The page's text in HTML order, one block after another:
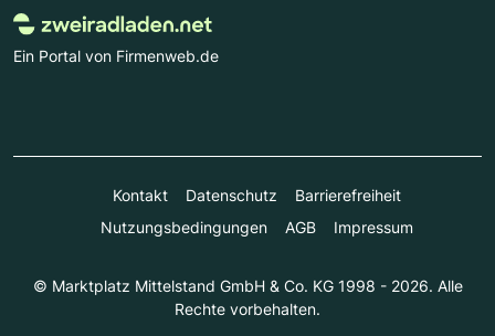
Ein Portal von Firmenweb.de
Kontakt Datenschutz
Barrierefreiheit
Nutzungsbedingungen
AGB Impressum
© Marktplatz Mittelstand GmbH & Co. KG 1998 - 2026. Alle
Rechte vorbehalten.